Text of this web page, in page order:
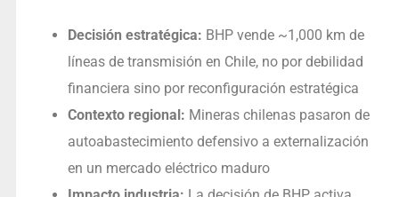
Decisión estratégica: BHP vende ~1,000 km de
líneas de transmisión en Chile, no por debilidad
financiera sino por reconfiguración estratégica
Contexto regional: Mineras chilenas pasaron de
autoabastecimiento defensivo a externalización
en un mercado eléctrico maduro